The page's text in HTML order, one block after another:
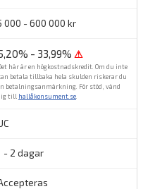
000 - 600 000 kr
- 33,99% ⚠
här är en högkostnadskredit. Om du inte
betala tillbaka hela skulden riskerar du
betalningsanmärkning. För stöd, vänd
till hallåkonsument.se
- 2 dagar